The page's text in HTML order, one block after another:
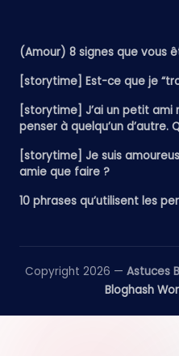
(Amour) 8 signes que vous
[storytime] Est-ce que je
[storytime] J’ai un petit ami
penser à quelqu’un d’autre.
[storytime] Je suis
amie que faire ?
10 phrases qu’utilisent les
Copyright 2026 — Astuces
Bloghash